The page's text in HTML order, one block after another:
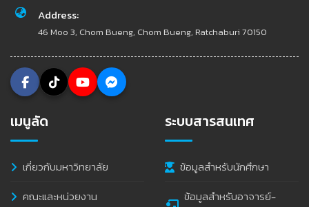
Address:
46 Moo 3, Chom Bueng, Chom Bueng, Ratchaburi 70150
เมนูลัด
เกี่ยวกับมหาวิทยาลัย
คณะและหน่วยงาน
ระบบสารสนเทศ
ข้อมูลสำหรับนักศึกษา
ข้อมูลสำหรับอาจารย์-